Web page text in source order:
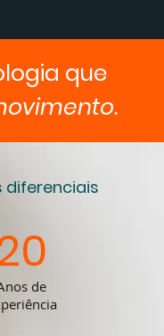
que
.
diferenciais
de